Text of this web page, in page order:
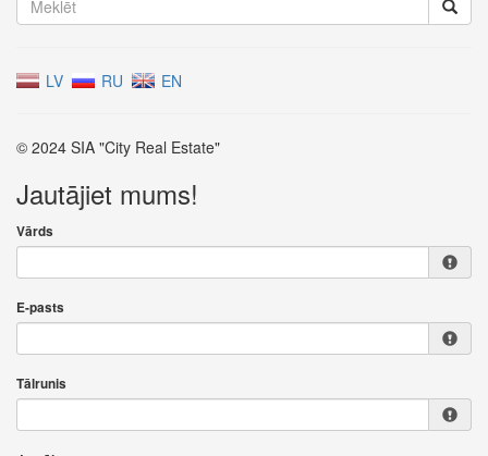
LV RU EN
© 2024 SIA "City Real Estate"
Jautājiet mums!
Vārds
E-pasts
Tālrunis